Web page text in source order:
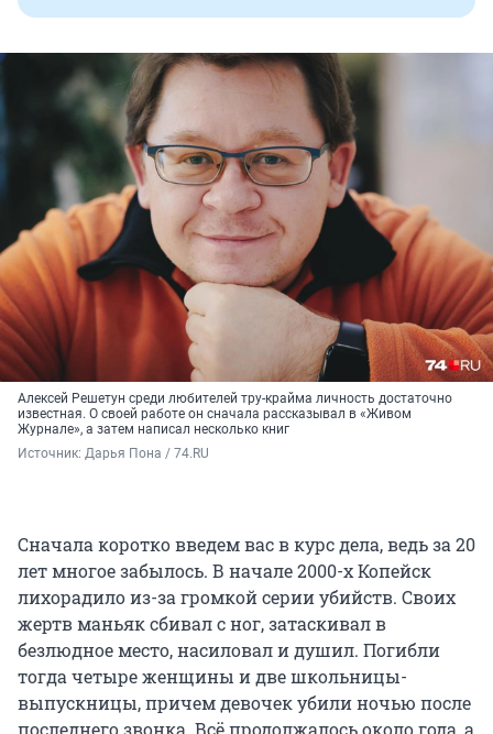
Алексей Решетун среди любителей тру-крайма личность достаточно
известная. О своей работе он сначала рассказывал в «Живом
Журнале», а затем написал несколько книг
Источник: Дарья Пона / 74.RU
Сначала коротко введем вас в курс дела, ведь за 20
лет многое забылось. В начале 2000-х Копейск
лихорадило из-за громкой серии убийств. Своих
жертв маньяк сбивал с ног, затаскивал в
безлюдное место, насиловал и душил. Погибли
тогда четыре женщины и две школьницы-
выпускницы, причем девочек убили ночью после